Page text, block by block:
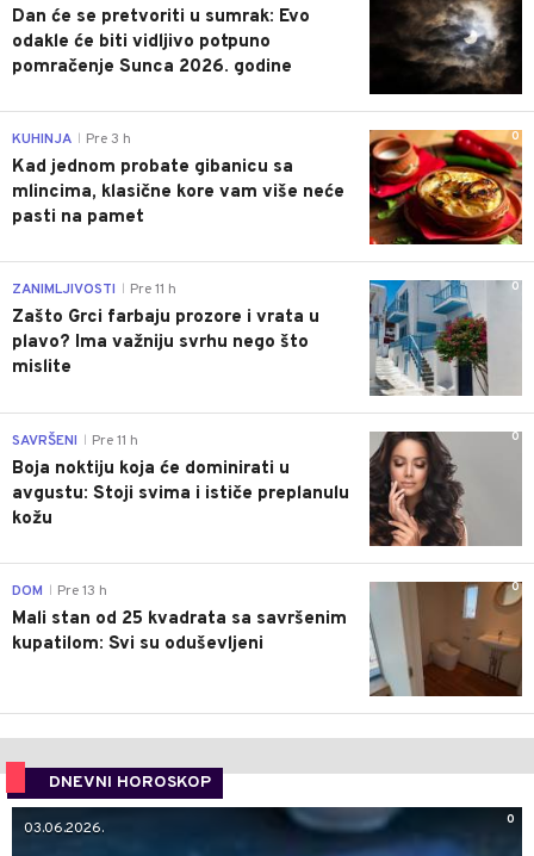
Dan će se pretvoriti u sumrak: Evo
odakle će biti vidljivo potpuno
pomračenje Sunca 2026. godine
0
KUHINJA Pre 3 h
Kad jednom probate gibanicu sa
mlincima, klasične kore vam više neće
pasti na pamet
0
ZANIMLJIVOSTI Pre 11 h
Zašto Grci farbaju prozore i vrata u
plavo? Ima važniju svrhu nego što
mislite
0
SAVRŠENI Pre 11 h
Boja noktiju koja će dominirati u
avgustu: Stoji svima i ističe preplanulu
kožu
0
DOM Pre 13 h
Mali stan od 25 kvadrata sa savršenim
kupatilom: Svi su oduševljeni
DNEVNI HOROSKOP
0
03.06.2026.